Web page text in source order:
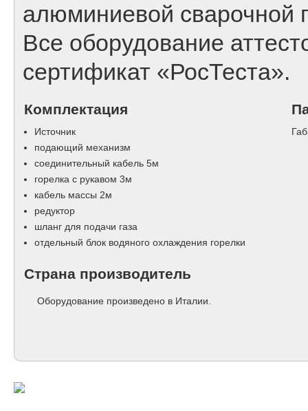
алюминиевой сварочной
Все оборудование
сертификат «РосТеста».
Комплектация
Источник
подающий механизм
соединительный кабель 5м
горелка с рукавом 3м
кабель массы 2м
редуктор
шланг для подачи газа
отдельный блок водяного охлаждения горелки
Страна производитель
Оборудование произведено в Италии.